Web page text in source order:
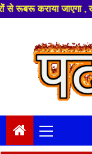
के लिए संपर्क
content
Menu